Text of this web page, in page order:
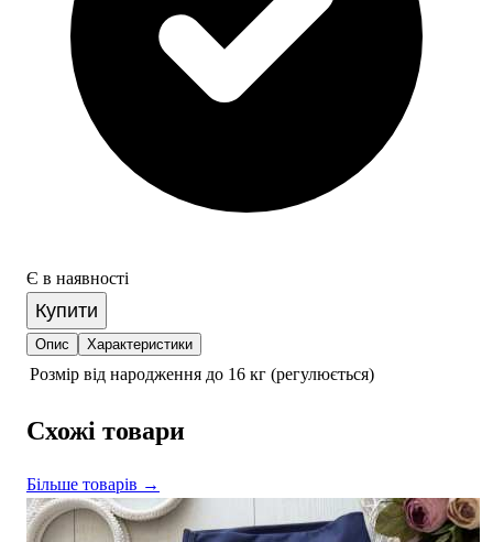
Є в наявності
Купити
Опис Характеристики
Розмір від народження до 16 кг (регулюється)
Схожі товари
Більше товарів →